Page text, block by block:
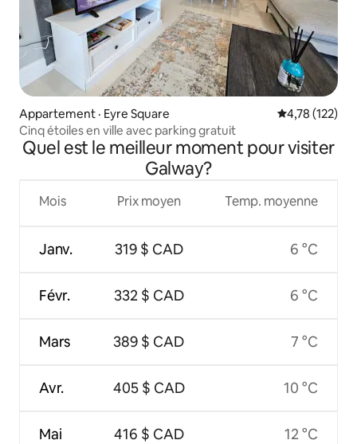
Appartement · Eyre Square Note
4,78 (122)
Cinq étoiles en ville avec parking gratuit
Quel est le meilleur moment pour visiter
Galway?
Mois
Janv.
Févr.
Mars
Avr.
Mai
Prix moyen
319 $ CAD
332 $ CAD
389 $ CAD
405 $ CAD
416 $ CAD
Temp. moyenne
6 °C
6 °C
7 °C
10 °C
12 °C